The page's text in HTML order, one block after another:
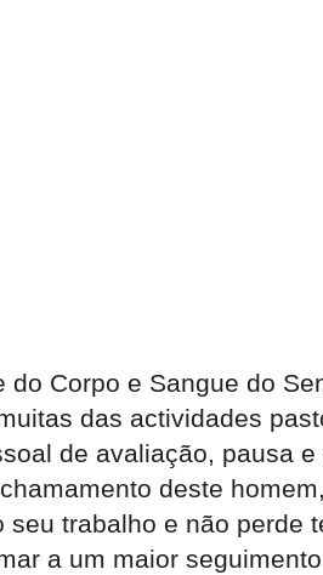
Corpo e Sangue do
das actividades
de avaliação, pausa
deste
trabalho e não perde
a um maior